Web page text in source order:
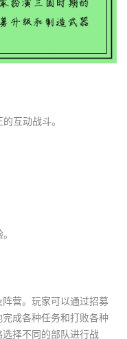
互动战斗。
营。玩家可以通过招募
成各种任务和打败各种
择不同的部队进行战